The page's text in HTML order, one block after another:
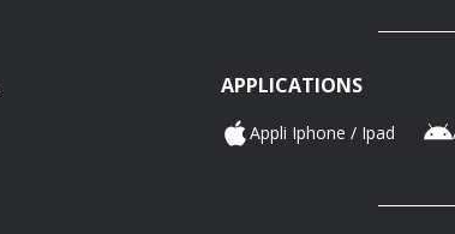
APPLICATIONS
Appli Iphone / Ipad